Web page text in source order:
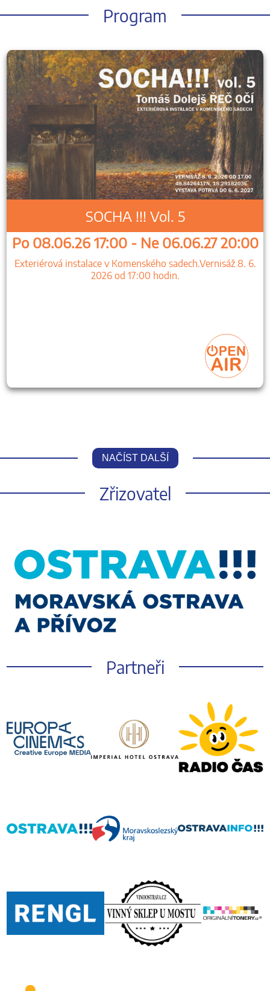
Program
SOCHA !!! Vol. 5
Po 08.06.26 17:00 - Ne 06.06.27 20:00
Exteriérová instalace v Komenského sadech.Vernisáž 8. 6.
2026 od 17:00 hodin.
NAČÍST DALŠÍ
Zřizovatel
Partneři